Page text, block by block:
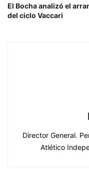
El Bocha analizó el
del ciclo Vaccari
Director General.
Atlético